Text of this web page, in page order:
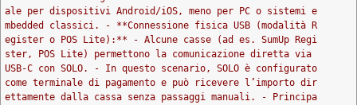
ale per dispositivi Android/iOS, meno per PC o sistemi e
mbedded classici. - **Connessione fisica USB (modalità R
egister o POS Lite):** - Alcune casse (ad es. SumUp Regi
ster, POS Lite) permettono la comunicazione diretta via
USB-C con SOLO. - In questo scenario, SOLO è configurato
come terminale di pagamento e può ricevere l’importo dir
ettamente dalla cassa senza passaggi manuali. - Principa